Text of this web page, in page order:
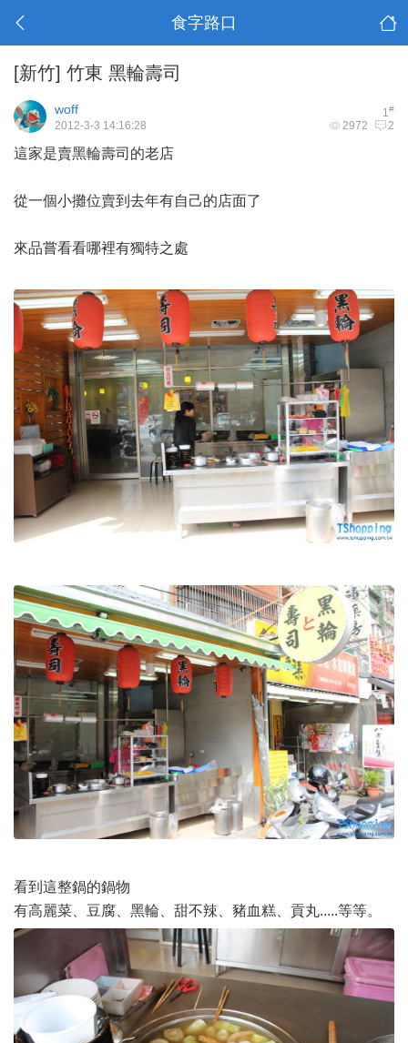
食字路口
[新竹] 竹東 黑輪壽司
1#
woff
2972 2
2012-3-3 14:16:28
這家是賣黑輪壽司的老店
從一個小攤位賣到去年有自己的店面了
來品嘗看看哪裡有獨特之處
看到這整鍋的鍋物
有高麗菜、豆腐、黑輪、甜不辣、豬血糕、貢丸.....等等。